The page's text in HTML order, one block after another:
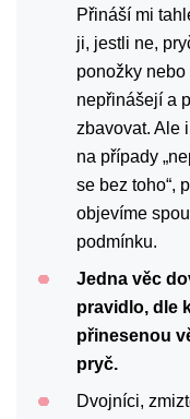
Přináší mi
ji, jestli ne,
ponožky
nepřinášejí a
zbavovat. Ale
na případy
se bez toho“,
objevíme
podmínku.
Jedna věc
pravidlo, dle
přinesenou
pryč.
Dvojníci,